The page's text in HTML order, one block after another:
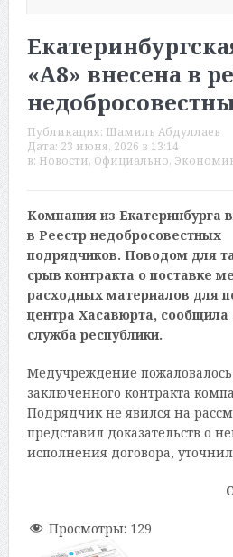
«А8» внесена в
Публикация: Шамиль Абдуллаев
Дата: 23 июня, 2026 в 13:14
в: Новости, Официально,
Компания из Екатеринбурга
в Реестр недобросовестных
подрядчиков. Поводом для
срыв контракта о поставке
расходных материалов для
центра Хасавюрта,
служба республики.
Медучреждение
заключенного контракта
Подрядчик не явился на
представил доказательств о
исполнения договора,
Просмотры: 129